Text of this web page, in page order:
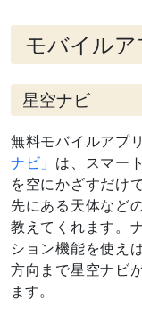
9月27日
月（月齢
12）と並ぶ
10月24日 月（月齢
10）と接近
（›› 解説
う）
11月20日
月（月齢
7）と接近
（ ›› 解説）
11月28日
東矩（とう
く）
12月18日
モバイル
星空ナビ
無料モバイルアプリ
ナビ」 は、スマー
を空にかざすだけ
先にある天体など
教えてくれます。
ション機能を使え
方向まで星空ナビ
ます。